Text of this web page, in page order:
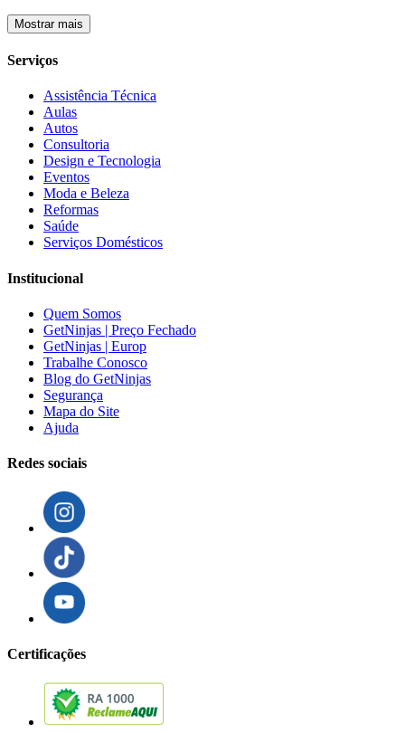
Mostrar mais
Serviços
Assistência Técnica
Aulas
Autos
Consultoria
Design e Tecnologia
Eventos
Moda e Beleza
Reformas
Saúde
Serviços Domésticos
Institucional
Quem Somos
GetNinjas | Preço Fechado
GetNinjas | Europ
Trabalhe Conosco
Blog do GetNinjas
Segurança
Mapa do Site
Ajuda
Redes sociais
Certificações